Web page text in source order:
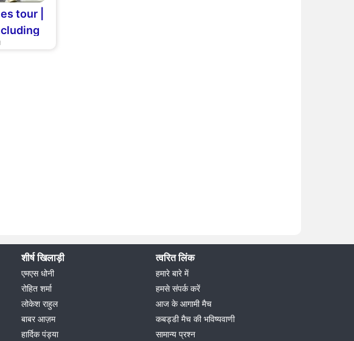
tour |
शीर्ष खिलाड़ी
एमएस धोनी
रोहित शर्मा
लोकेश राहुल
बाबर आज़म
हार्दिक पंड्या
त्वरित लिंक
हमारे बारे में
हमसे संपर्क करें
आज के आगामी मैच
कबड्डी मैच की भविष्यवाणी
सामान्य प्रश्न